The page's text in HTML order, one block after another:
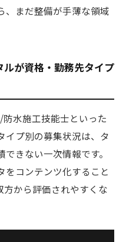
、まだ整備が手薄な領域
が資格・勤務先タイプ
水施工技能士といった
イプ別の募集状況は、タ
きない一次情報です。
をコンテンツ化すること
方から評価されやすくな